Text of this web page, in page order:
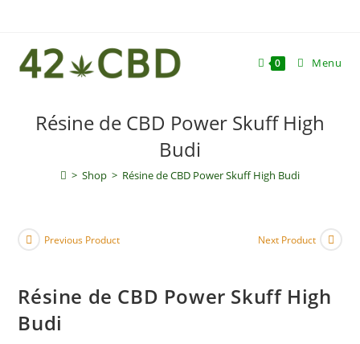
content
0 Menu
Résine de CBD Power Skuff High
Budi
> Shop > Résine de CBD Power Skuff High Budi
Previous Product Next Product
Résine de CBD Power Skuff High
Budi